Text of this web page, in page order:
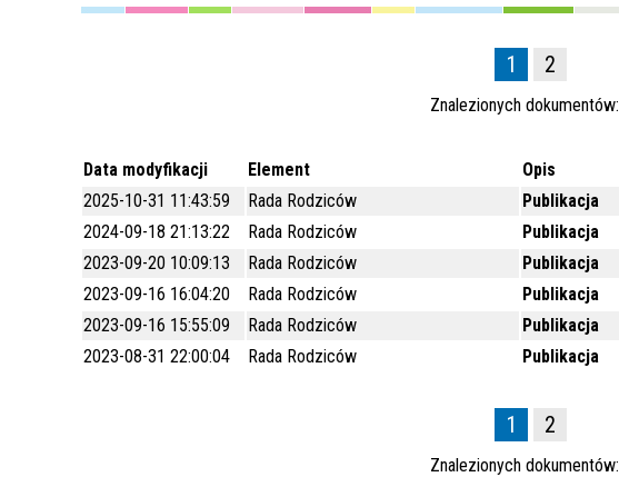
1 2
Znalezionych dokumentów:
Data modyfikacji Element Opis
2025-10-31 11:43:59
Rada Rodziców Publikacja
2024-09-18 21:13:22
Rada Rodziców Publikacja
2023-09-20 10:09:13
Rada Rodziców Publikacja
2023-09-16 16:04:20
Rada Rodziców Publikacja
2023-09-16 15:55:09
Rada Rodziców Publikacja
2023-08-31 22:00:04
Rada Rodziców Publikacja
1 2
Znalezionych dokumentów: